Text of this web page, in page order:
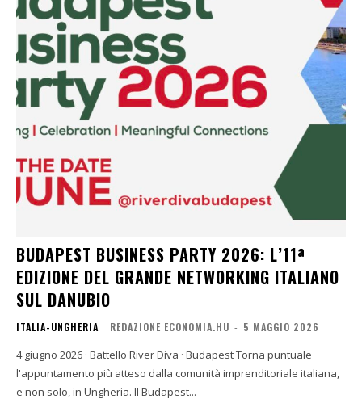
BUDAPEST BUSINESS PARTY 2026: L’11ª
EDIZIONE DEL GRANDE NETWORKING ITALIANO
SUL DANUBIO
ITALIA-UNGHERIA REDAZIONE ECONOMIA.HU - 5 MAGGIO 2026
4 giugno 2026 · Battello River Diva · Budapest Torna puntuale
l'appuntamento più atteso dalla comunità imprenditoriale italiana,
e non solo, in Ungheria. Il Budapest...